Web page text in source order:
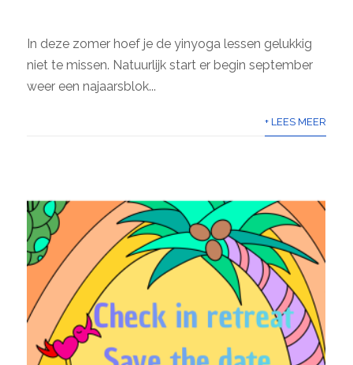
In deze zomer hoef je de yinyoga lessen gelukkig
niet te missen. Natuurlijk start er begin september
weer een najaarsblok...
+ LEES MEER